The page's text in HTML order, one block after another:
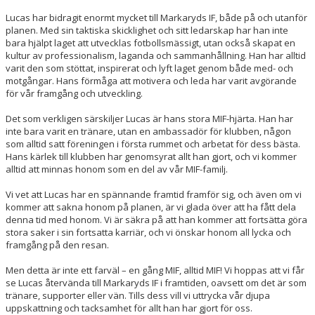
Lucas har bidragit enormt mycket till Markaryds IF, både på och utanför
planen. Med sin taktiska skicklighet och sitt ledarskap har han inte
bara hjälpt laget att utvecklas fotbollsmässigt, utan också skapat en
kultur av professionalism, laganda och sammanhållning. Han har alltid
varit den som stöttat, inspirerat och lyft laget genom både med- och
motgångar. Hans förmåga att motivera och leda har varit avgörande
för vår framgång och utveckling.
Det som verkligen särskiljer Lucas är hans stora MIF-hjärta. Han har
inte bara varit en tränare, utan en ambassadör för klubben, någon
som alltid satt föreningen i första rummet och arbetat för dess bästa.
Hans kärlek till klubben har genomsyrat allt han gjort, och vi kommer
alltid att minnas honom som en del av vår MIF-familj.
Vi vet att Lucas har en spännande framtid framför sig, och även om vi
kommer att sakna honom på planen, är vi glada över att ha fått dela
denna tid med honom. Vi är säkra på att han kommer att fortsätta göra
stora saker i sin fortsatta karriär, och vi önskar honom all lycka och
framgång på den resan.
Men detta är inte ett farväl – en gång MIF, alltid MIF! Vi hoppas att vi får
se Lucas återvända till Markaryds IF i framtiden, oavsett om det är som
tränare, supporter eller vän. Tills dess vill vi uttrycka vår djupa
uppskattning och tacksamhet för allt han har gjort för oss.